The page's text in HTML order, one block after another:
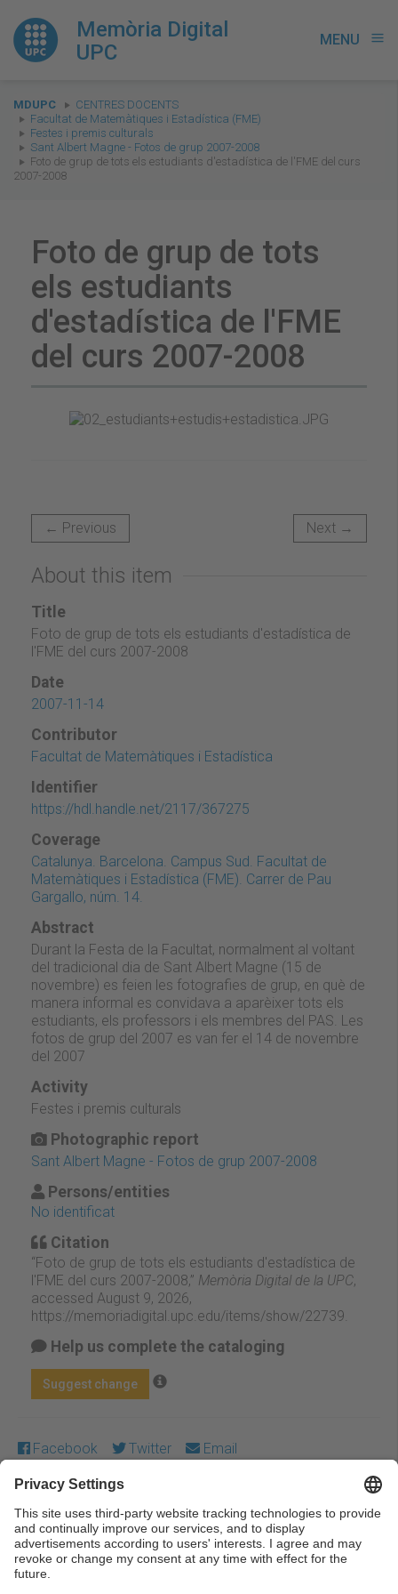
Memòria Digital
UPC
MENU menu
You
are
here:
MDUPC
CENTRES DOCENTS
Facultat de Matemàtiques i Estadística (FME)
Festes i premis culturals
Sant Albert Magne - Fotos de grup 2007-2008
Foto de grup de tots els estudiants d'estadística de l'FME del curs
2007-2008
Foto de grup de tots
els estudiants
d'estadística de l'FME
del curs 2007-2008
← Previous Next →
About this item
Title
Foto de grup de tots els estudiants d'estadística de
l'FME del curs 2007-2008
Date
2007-11-14
Contributor
Facultat de Matemàtiques i Estadística
Identifier
https://hdl.handle.net/2117/367275
Coverage
Catalunya. Barcelona. Campus Sud. Facultat de
Matemàtiques i Estadística (FME). Carrer de Pau
Gargallo, núm. 14.
Abstract
Durant la Festa de la Facultat, normalment al voltant
del tradicional dia de Sant Albert Magne (15 de
novembre) es feien les fotografies de grup, en què de
manera informal es convidava a aparèixer tots els
estudiants, els professors i els membres del PAS. Les
fotos de grup del 2007 es van fer el 14 de novembre
del 2007
Activity
Festes i premis culturals
Photographic report
Sant Albert Magne - Fotos de grup 2007-2008
Persons/entities
No identificat
Citation
“Foto de grup de tots els estudiants d'estadística de
l'FME del curs 2007-2008,” Memòria Digital de la UPC,
accessed August 9, 2026,
https://memoriadigital.upc.edu/items/show/22739
Help us complete the cataloging
Suggest change
Facebook Twitter Email
Except where otherwise noted, content on this work is
licensed under a Creative Commons license:Attribution-
NonCommercial-NoDerivs 3.0 Spain